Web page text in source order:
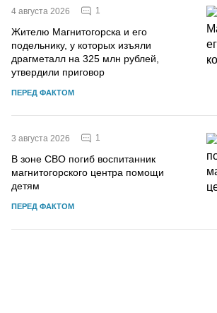
4 августа 2026 1
Жителю Магнитогорска и его
подельнику, у которых изъяли
драгметалл на 325 млн рублей,
утвердили приговор
ПЕРЕД ФАКТОМ
3 августа 2026 1
В зоне СВО погиб воспитанник
магнитогорского центра помощи
детям
ПЕРЕД ФАКТОМ